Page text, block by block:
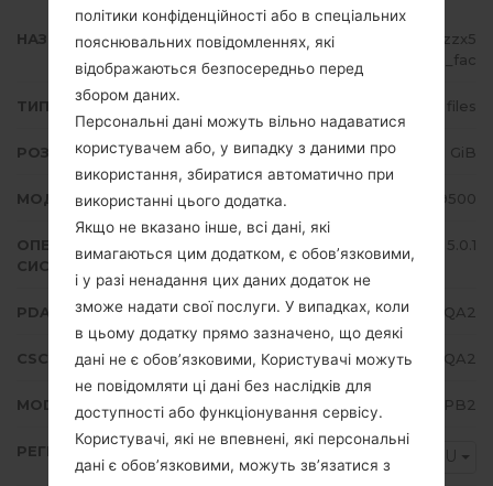
НАЗВА ФАЙЛУ
GT-I9500_1_20170201093613_bzzx5
otxne_fac
ТИП ПРОШИВКИ 4 files
РОЗМІР ФАЙЛУ 1.51 GiB
МОДЕЛЬ Samsung GT-I9500
ОПЕРАЦІЙНА
СИСТЕМА
Android Lollipop 5.0.1
PDA/AP ВЕРСІЯ I9500UBSHQA2
CSC ВЕРСІЯ I9500UWMHQA2
MODEM/CP ВЕРСІЯ I9500UBUHPB2
РЕГІОН CGU
політики конфіденційності або в спеціальних
пояснювальних повідомленнях, які
відображаються безпосередньо перед
збором даних.
Персональні дані можуть вільно надаватися
користувачем або, у випадку з даними про
використання, збиратися автоматично при
використанні цього додатка.
Якщо не вказано інше, всі дані, які
вимагаються цим додатком, є обов’язковими,
і у разі ненадання цих даних додаток не
зможе надати свої послуги. У випадках, коли
в цьому додатку прямо зазначено, що деякі
дані не є обов’язковими, Користувачі можуть
не повідомляти ці дані без наслідків для
доступності або функціонування сервісу.
Користувачі, які не впевнені, які персональні
дані є обов’язковими, можуть зв’язатися з